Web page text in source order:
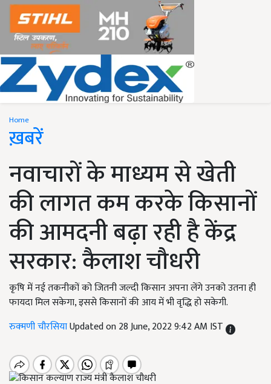
Home
ख़बरें
नवाचारों के माध्यम से खेती
की लागत कम करके किसानों
की आमदनी बढ़ा रही है केंद्र
सरकार: कैलाश चौधरी
कृषि में नई तकनीकों को जितनी जल्दी किसान अपना लेंगे उनको उतना ही
फायदा मिल सकेगा, इससे किसानों की आय में भी वृद्धि हो सकेगी.
रुक्मणी चौरसियाUpdated on 28 June, 2022 9:42 AM IST